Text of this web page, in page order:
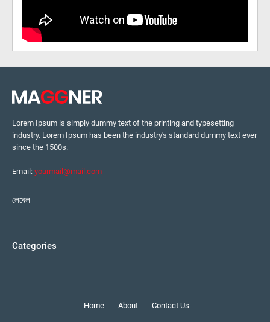
Lorem Ipsum is simply dummy text of the printing and typesetting
industry. Lorem Ipsum has been the industry's standard dummy text ever
since the 1500s.
Email: yourmail@mail.com
লেবেল
Categories
Home About Contact Us